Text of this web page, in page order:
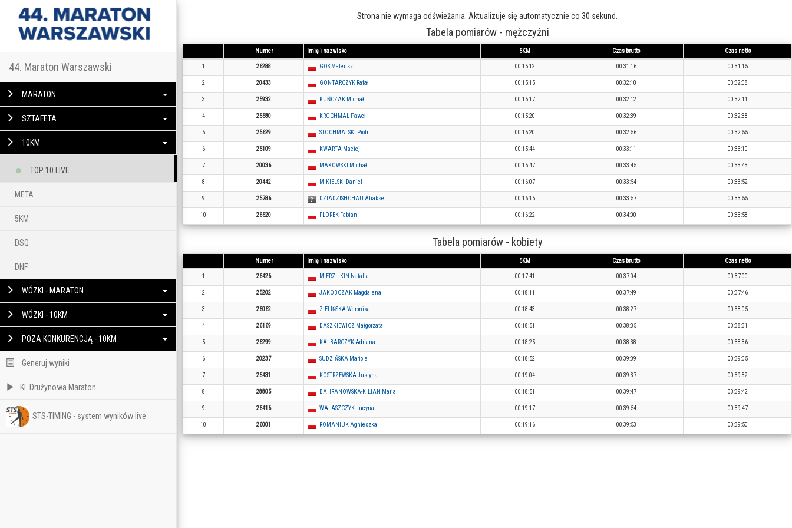
44. Maraton Warszawski
MARATON
SZTAFETA
10KM
TOP 10 LIVE
META
5KM
DSQ
DNF
WÓZKI - MARATON
WÓZKI - 10KM
POZA KONKURENCJĄ - 10KM
Generuj wyniki
Kl. Drużynowa Maraton
STS-TIMING - system wyników live
Strona nie wymaga odświeżania. Aktualizuje się automatycznie co 30 sekund.
Tabela pomiarów - mężczyźni
Numer Imię i nazwisko 5KM Czas brutto Czas netto
1 26288 GOS Mateusz 00:15:12 00:31:16 00:31:15
2 20433 GONTARCZYK Rafał 00:15:15 00:32:10 00:32:08
3 25932 KUŃCZAK Michał 00:15:17 00:32:12 00:32:11
4 25580 KROCHMAL Paweł 00:15:20 00:32:39 00:32:38
5 25629 STOCHMALSKI Piotr 00:15:20 00:32:56 00:32:55
6 25109 KWARTA Maciej 00:15:44 00:33:11 00:33:10
7 20036 MAKOWSKI Michał 00:15:47 00:33:45 00:33:43
8 20442 MIKIELSKI Daniel 00:16:07 00:33:54 00:33:52
9 25786 DZIADZISHCHAU Aliaksei 00:16:15 00:33:57 00:33:55
10 26520 FLOREK Fabian 00:16:22 00:34:00 00:33:58
Tabela pomiarów - kobiety
Numer Imię i nazwisko 5KM Czas brutto Czas netto
1 26426 MIERZLIKIN Natalia 00:17:41 00:37:04 00:37:00
2 25202 JAKÓBCZAK Magdalena 00:18:11 00:37:49 00:37:46
3 26062 ZIELIŃSKA Weronika 00:18:43 00:38:27 00:38:05
4 26169 DASZKIEWICZ Małgorzata 00:18:51 00:38:35 00:38:31
5 26299 KALBARCZYK Adriana 00:18:25 00:38:38 00:38:36
6 20237 SUDZIŃSKA Mariola 00:18:52 00:39:09 00:39:05
7 25431 KOSTRZEWSKA Justyna 00:19:04 00:39:37 00:39:32
8 28805 BAHRANOWSKA-KILIAN Maria 00:18:51 00:39:47 00:39:42
9 26416 WALASZCZYK Lucyna 00:19:17 00:39:54 00:39:47
10 26001 ROMANIUK Agnieszka 00:19:16 00:39:53 00:39:50